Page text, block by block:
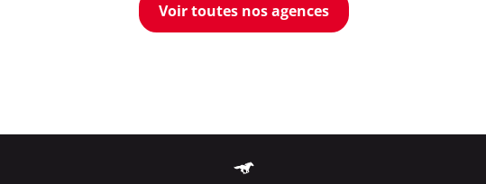
Voir toutes nos agences